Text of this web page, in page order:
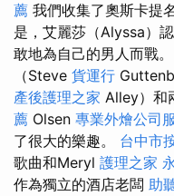
薦 我們收集了奧斯卡提
是，艾麗莎（Alyssa）
敢地為自己的男人而戰。
（Steve 貨運行
產後護理之家 Alley）和
薦 Olsen 專業外燴公司
了很大的樂趣。 台中市
歌曲和Meryl 護理之家
作為獨立的酒店老闆 助